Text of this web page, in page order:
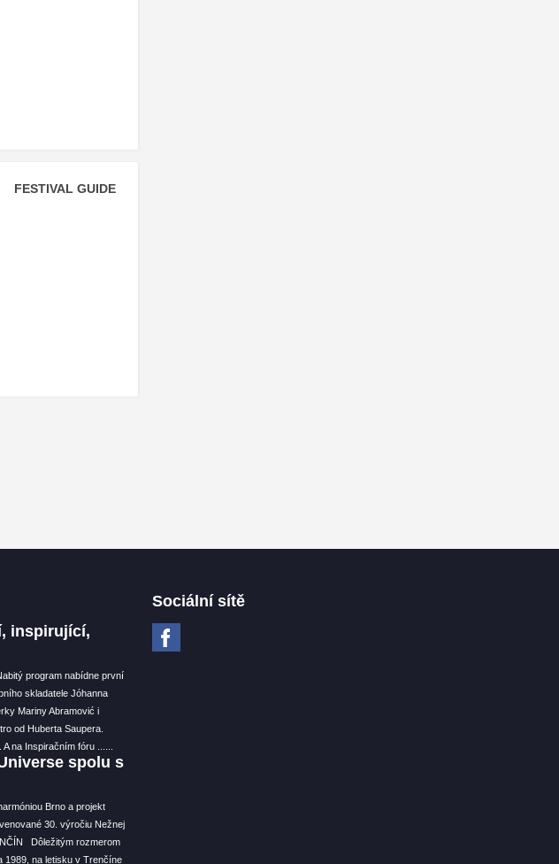
FESTIVAL GUIDE
inspirující,
program nabídne první
skladatele Jóhanna
Mariny Abramović i
od Huberta Saupera.
na Inspiračním fóru ...
spolu s
Brno a projekt
30. výročiu Nežnej
Dôležitým rozmerom
1989, na letisku v Trenčíne
Sociální sítě